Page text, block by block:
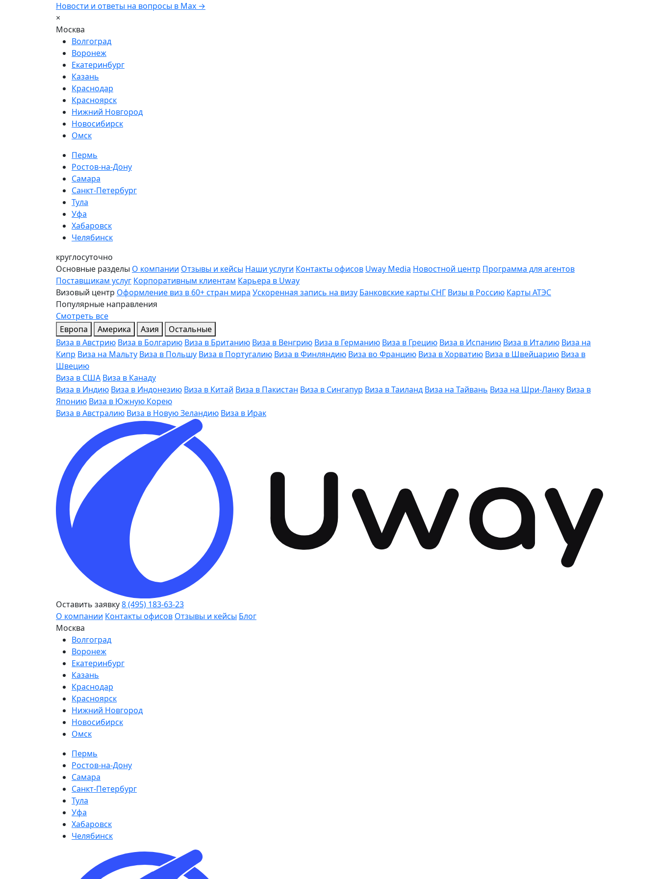
Новости и ответы на вопросы в Max →
×
Москва
Волгоград
Воронеж
Екатеринбург
Казань
Краснодар
Красноярск
Нижний Новгород
Новосибирск
Омск
Пермь
Ростов-на-Дону
Самара
Санкт-Петербург
Тула
Уфа
Хабаровск
Челябинск
круглосуточно
Основные разделы О компании Отзывы и кейсы Наши услуги Контакты офисов Uway Media Новостной центр Программа для агентов
Поставщикам услуг Корпоративным клиентам Карьера в Uway
Визовый центр Оформление виз в 60+ стран мира Ускоренная запись на визу Банковские карты СНГ Визы в Россию Карты АТЭС
Популярные направления
Смотреть все
Европа
Америка Азия
Остальные
Виза в Австрию Виза в Болгарию Виза в Британию Виза в Венгрию Виза в Германию Виза в Грецию Виза в Испанию Виза в Италию Виза на
Кипр Виза на Мальту Виза в Польшу Виза в Португалию Виза в Финляндию Виза во Францию Виза в Хорватию Виза в Швейцарию Виза в
Швецию
Виза в США Виза в Канаду
Виза в Индию Виза в Индонезию Виза в Китай Виза в Пакистан Виза в Сингапур Виза в Таиланд Виза на Тайвань Виза на Шри-Ланку Виза в
Японию Виза в Южную Корею
Виза в Австралию Виза в Новую Зеландию Виза в Ирак
Оставить заявку8 (495) 183-63-23
О компании Контакты офисов Отзывы и кейсы Блог
Москва
Волгоград
Воронеж
Екатеринбург
Казань
Краснодар
Красноярск
Нижний Новгород
Новосибирск
Омск
Пермь
Ростов-на-Дону
Самара
Санкт-Петербург
Тула
Уфа
Хабаровск
Челябинск